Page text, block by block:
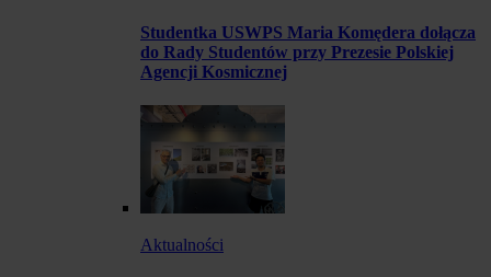
Studentka USWPS Maria Komędera dołącza
do Rady Studentów przy Prezesie Polskiej
Agencji Kosmicznej
Aktualności